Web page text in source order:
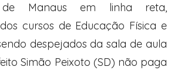
de Manaus em linha reta,
cursos de Educação Física e
despejados da sala de aula
Simão Peixoto (SD) não paga